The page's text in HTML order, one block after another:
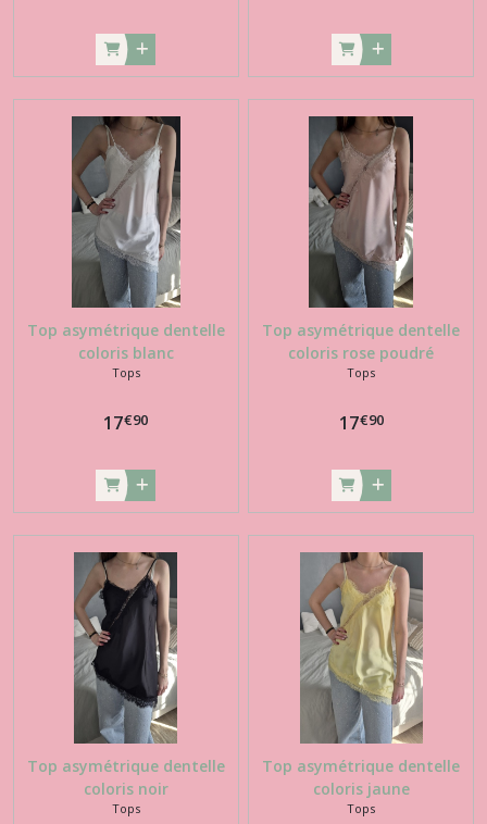
Top asymétrique dentelle
coloris blanc
Tops
17€90
Top asymétrique dentelle
coloris rose poudré
Tops
17€90
Top asymétrique dentelle
coloris noir
Tops
Top asymétrique dentelle
coloris jaune
Tops